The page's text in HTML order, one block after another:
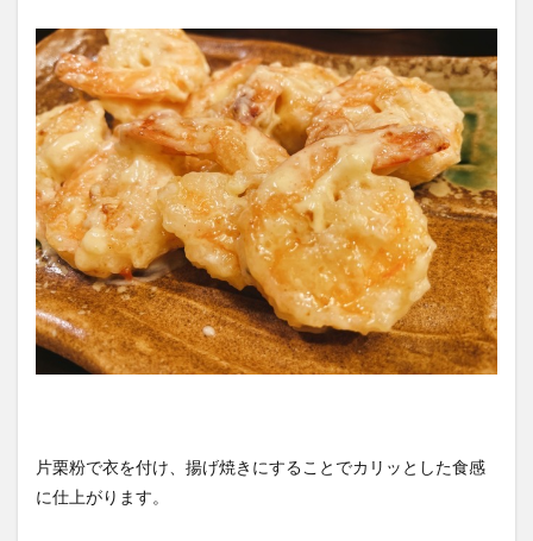
片栗粉で衣を付け、揚げ焼きにすることでカリッとした食感
に仕上がります。